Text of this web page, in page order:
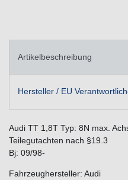
Artikelbeschreibung
Hersteller / EU
Audi TT 1,8T Typ: 8N max.
Teilegutachten nach §19.3
Bj: 09/98-
Fahrzeughersteller: Audi